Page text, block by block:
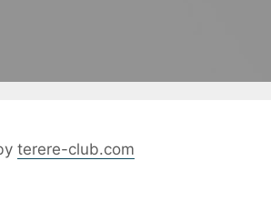
terere-club.com